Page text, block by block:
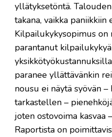
yllätyksetöntä.
takana, vaikka paniikkiin
Kilpailukykysopimus on
parantanut kilpailukykyä
paranee yllättävänkin
nousu ei näytä syövän
tarkastellen –
joten ostovoima kasvaa
Raportista on